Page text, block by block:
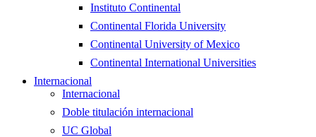
Instituto Continental
Continental Florida University
Continental University of Mexico
Continental International Universities
Internacional
Internacional
Doble titulación internacional
UC Global